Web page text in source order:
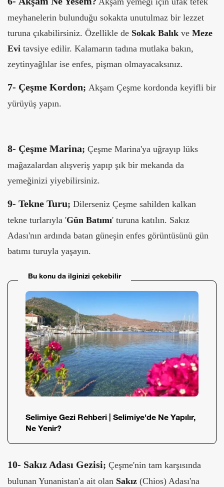
meyhanelerin bulunduğu sokakta unutulmaz bir lezzet
turuna çıkabilirsiniz. Özellikle de Sokak Balık ve Meze
Evi tavsiye edilir. Kalamarın tadına mutlaka bakın,
zeytinyağlılar ise enfes, pişman olmayacaksınız.
7- Çeşme Kordon; Akşam Çeşme kordonda keyifli bir
yürüyüş yapın.
8- Çeşme Marina; Çeşme Marina'ya uğrayıp lüks
mağazalardan alışveriş yapıp şık bir mekanda da
yemeğinizi yiyebilirsiniz.
9- Tekne Turu; Dilerseniz Çeşme sahilden kalkan
tekne turlarıyla 'Gün Batımı' turuna katılın. Sakız
Adası'nın ardında batan güneşin enfes görüntüsünü gün
batımı turuyla yaşayın.
Bu konu da ilginizi çekebilir
Selimiye Gezi Rehberi | Selimiye'de Ne Yapılır,
Ne Yenir?
10- Sakız Adası Gezisi; Çeşme'nin tam karşısında
bulunan Yunanistan'a ait olan Sakız (Chios) Adası'na